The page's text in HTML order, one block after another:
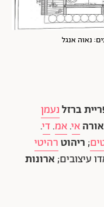
נאוה אנגל
ברזלנעמן
אי.אמ.די.
;ריהוטרהיטי
עיצובים;ארונות